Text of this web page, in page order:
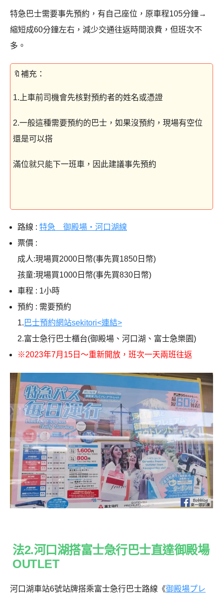
特急巴士需要事先預約，有自己座位，原車程105分鐘→
縮短成60分鐘左右，減少交通往返時間浪費，但班次不
多。
1.上車前司機會先核對預約者的姓名或憑證
2.一般這種需要預約的巴士，如果沒預約，現場有空位
還是可以搭
滿位就只能下一班車，因此建議事先預約
路線 : 特急 御殿場・河口湖線
票價 :
成人:現場買2000日幣(事先買1850日幣)
孩童:現場買1000日幣(事先買830日幣)
車程 : 1小時
預約 : 需要預約
1. 巴士預約網站sekitori<連結>
2.富士急行巴士櫃台(御殿場、河口湖、富士急樂園)
※2023年7月15日～重新開放，班次一天兩班往返
法2.河口湖搭富士急行巴士直達御殿場
OUTLET
河口湖車站6號站牌搭乘富士急行巴士路線《御殿場プレ